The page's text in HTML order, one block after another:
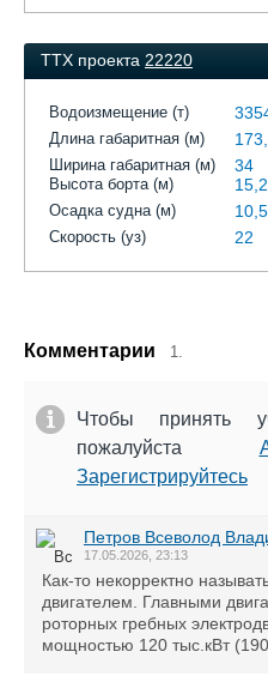
ТТХ проекта 22220
Водоизмещение (т)
Длина габаритная (м)
Ширина габаритная (м) 34
Высота борта (м) 15,2
Осадка судна (м) 10,5
Скорость (уз) 22
Комментарии 1.
Чтобы принять
пожалуйста
Зарегистрируйтесь
Петров Всеволод
17.05.2026, 23:13
Как-то некорректно
двигателем. Главными
роторных гребных
мощностью 120 тыс.кВт